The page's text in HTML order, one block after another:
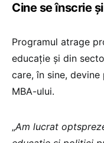
Cine se înscrie
Programul atrage
educație și din
care, în sine,
MBA-ului.
„Am lucrat